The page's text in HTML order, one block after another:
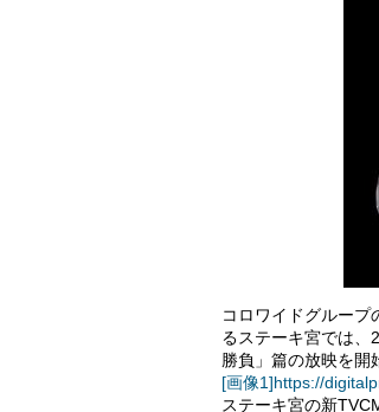
コロワイドグループ
るステーキ宮では、
勝負」篇の放映を開
[画像1]https://
ステーキ宮の新